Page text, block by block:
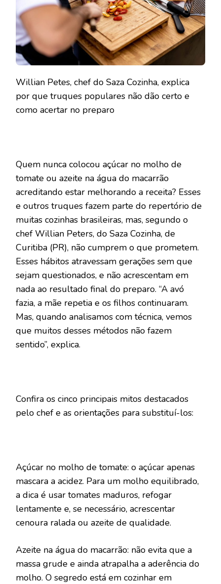
Willian Petes, chef do Saza Cozinha, explica
por que truques populares não dão certo e
como acertar no preparo
Quem nunca colocou açúcar no molho de
tomate ou azeite na água do macarrão
acreditando estar melhorando a receita? Esses
e outros truques fazem parte do repertório de
muitas cozinhas brasileiras, mas, segundo o
chef Willian Peters, do Saza Cozinha, de
Curitiba (PR), não cumprem o que prometem.
Esses hábitos atravessam gerações sem que
sejam questionados, e não acrescentam em
nada ao resultado final do preparo. “A avó
fazia, a mãe repetia e os filhos continuaram.
Mas, quando analisamos com técnica, vemos
que muitos desses métodos não fazem
sentido”, explica.
Confira os cinco principais mitos destacados
pelo chef e as orientações para substituí-los:
Açúcar no molho de tomate: o açúcar apenas
mascara a acidez. Para um molho equilibrado,
a dica é usar tomates maduros, refogar
lentamente e, se necessário, acrescentar
cenoura ralada ou azeite de qualidade.
Azeite na água do macarrão: não evita que a
massa grude e ainda atrapalha a aderência do
molho. O segredo está em cozinhar em